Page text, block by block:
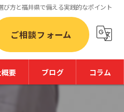
方と福井県で備える実践的なポイント
ご相談フォーム
要 ブログ コラム